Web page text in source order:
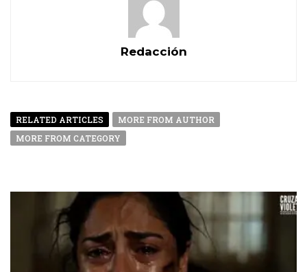
Redacción
RELATED ARTICLES
MORE FROM AUTHOR
MORE FROM CATEGORY